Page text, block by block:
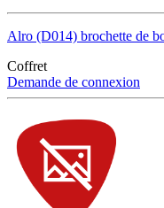
Alro (D014) brochette de
Coffret
Demande de connexion